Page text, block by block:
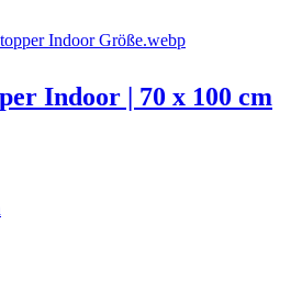
Indoor | 70 x 100 cm